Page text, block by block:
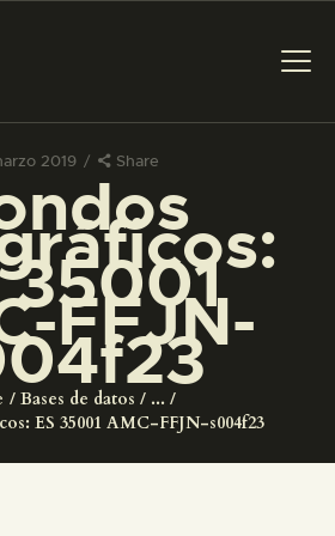
2019 Share
35001
FFJN-
Bases de datos
...
ES 35001 AMC-FFJN-s004f23
LA VISITA